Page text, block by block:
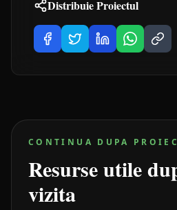
Distribuie Proiectul
CONTINUA DUPA
Resurse utile
vizita